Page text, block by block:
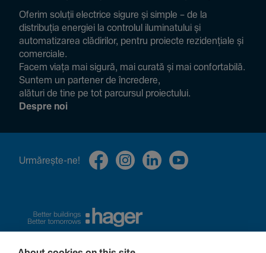
Oferim soluții electrice sigure și simple – de la
distribuția energiei la controlul ilumi­na­tului și
auto­ma­ti­zarea clădi­rilor, pentru proiecte rezi­den­țiale și
comer­ciale.
Facem viața mai sigură, mai curată și mai confor­ta­bilă.
Suntem un partener de încre­dere,
alături de tine pe tot parcursul proiec­tului.
Despre noi
Urmă­rește-ne!